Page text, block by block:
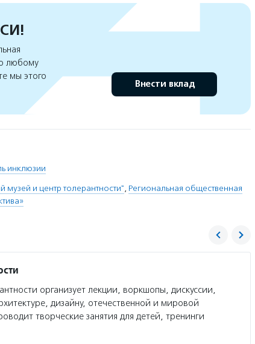
любому
мы этого
Внести вклад
инклюзии
музей и центр толерантности", Региональная общественная
организует лекции, воркшопы, дискуссии,
дизайну, отечественной и мировой
творческие занятия для детей, тренинги
а